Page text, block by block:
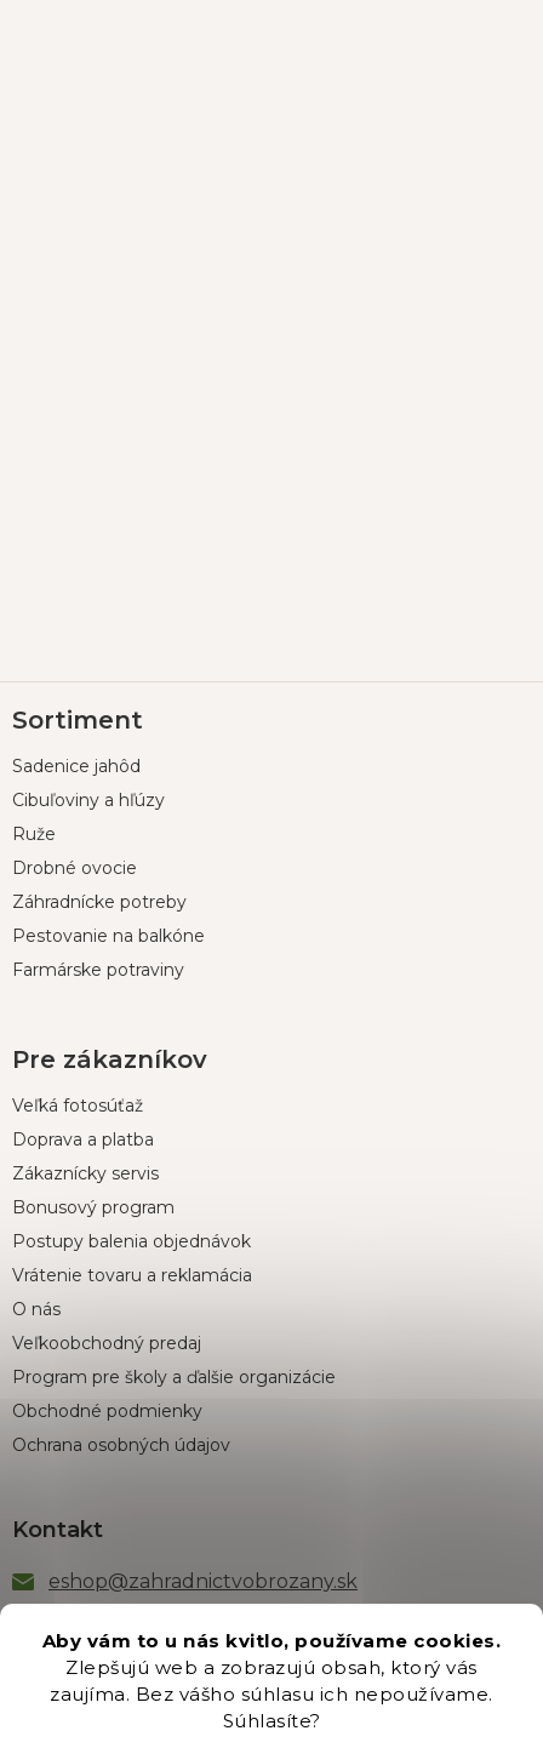
Aby vám to u nás kvitlo, používame cookies.
Zlepšujú web a zobrazujú obsah, ktorý vás
zaujíma. Bez vášho súhlasu ich nepoužívame.
Súhlasíte?
á
ä
Sortiment
Sadenice jahôd
Cibuľoviny a hľúzy
Ruže
Drobné ovocie
Záhradnícke potreby
Pestovanie na balkóne
Farmárske potraviny
Pre zákazníkov
Veľká fotosúťaž
Doprava a platba
Zákaznícky servis
Bonusový program
Postupy balenia objednávok
Vrátenie tovaru a reklamácia
O nás
Veľkoobchodný predaj
Program pre školy a ďalšie organizácie
Obchodné podmienky
Ochrana osobných údajov
Kontakt
eshop@zahradnictvobrozany.sk
Odber newsletteru